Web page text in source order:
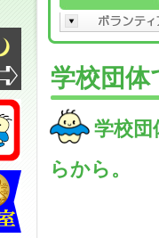
学校団体
学校
らから。